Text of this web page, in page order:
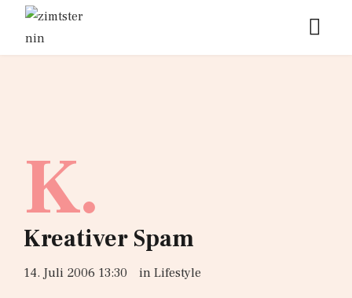
K.
Kreativer Spam
14. Juli 2006 13:30 in Lifestyle